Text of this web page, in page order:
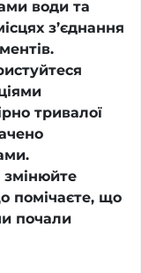
води та
з’єднання
тривалої
змінюйте
помічаєте, що
почали